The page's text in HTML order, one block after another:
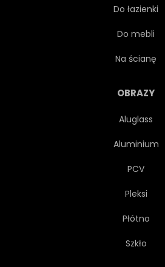
Do łazienki
Do mebli
Na ścianę
OBRAZY
Aluglass
Aluminium
PCV
Pleksi
Płótno
Szkło